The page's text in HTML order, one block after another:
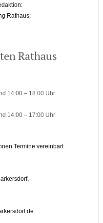
Rathaus:
Rathaus
14:00 – 18:00 Uhr
14:00 – 17:00 Uhr
Termine vereinbart